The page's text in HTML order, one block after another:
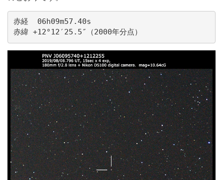
赤経  06h09m57.40s
赤緯 +12°12′25.5″（2000年分点）